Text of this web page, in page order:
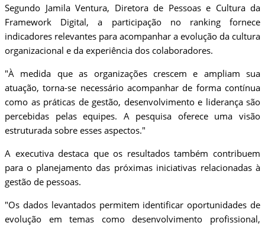
Segundo Jamila Ventura, Diretora de Pessoas e Cultura da
Framework Digital, a participação no ranking fornece
indicadores relevantes para acompanhar a evolução da cultura
organizacional e da experiência dos colaboradores.
"À medida que as organizações crescem e ampliam sua
atuação, torna-se necessário acompanhar de forma contínua
como as práticas de gestão, desenvolvimento e liderança são
percebidas pelas equipes. A pesquisa oferece uma visão
estruturada sobre esses aspectos."
A executiva destaca que os resultados também contribuem
para o planejamento das próximas iniciativas relacionadas à
gestão de pessoas.
"Os dados levantados permitem identificar oportunidades de
evolução em temas como desenvolvimento profissional,